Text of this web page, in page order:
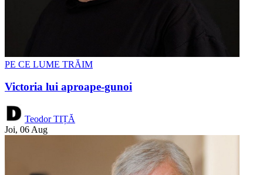
PE CE LUME TRĂIM
Victoria lui aproape-gunoi
Teodor TIȚĂ
Joi, 06 Aug